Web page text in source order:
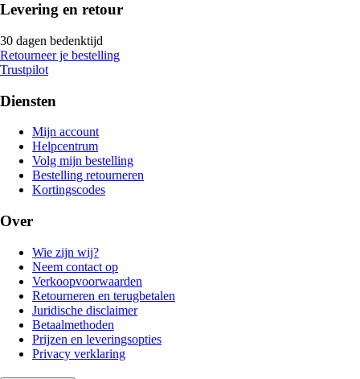
Levering en retour
30 dagen bedenktijd
Retourneer je bestelling
Trustpilot
Diensten
Mijn account
Helpcentrum
Volg mijn bestelling
Bestelling retourneren
Kortingscodes
Over
Wie zijn wij?
Neem contact op
Verkoopvoorwaarden
Retourneren en terugbetalen
Juridische disclaimer
Betaalmethoden
Prijzen en leveringsopties
Privacy verklaring